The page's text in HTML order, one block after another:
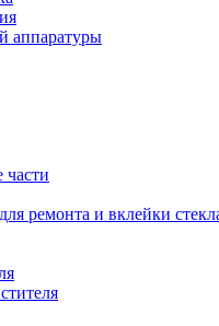
аппаратуры
части
ремонта и вклейки